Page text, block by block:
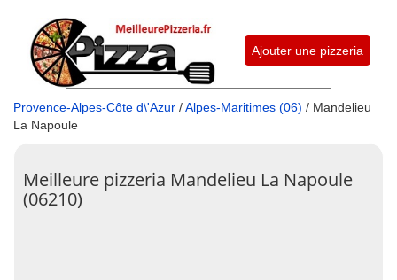
Ajouter une pizzeria
Provence-Alpes-Côte d\'Azur /Alpes-Maritimes (06) / Mandelieu
La Napoule
Meilleure pizzeria Mandelieu La Napoule
(06210)